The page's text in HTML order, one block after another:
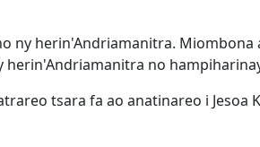
ny herin'Andriamanitra. Miombona
herin'Andriamanitra no
tsara fa ao anatinareo i Jesoa